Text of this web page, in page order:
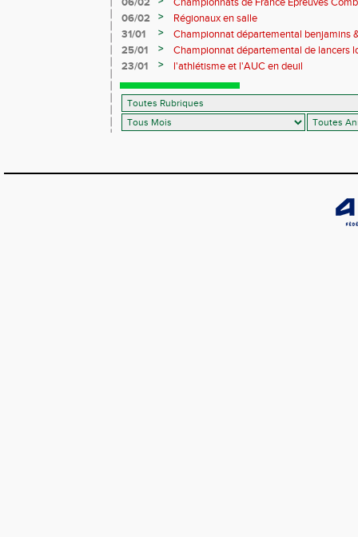
06/02
>
Régionaux en salle
31/01
>
Championnat départemental benjamins
MODIFIES
25/01 >
Championnat départemental de lancers
23/01
> l'athlétisme et l'AUC en deuil